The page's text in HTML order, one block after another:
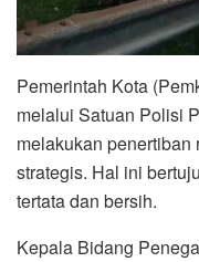
Pemerintah Kota
melalui Satuan Polisi
melakukan
strategis. Hal ini
tertata dan bersih.
Kepala Bidang